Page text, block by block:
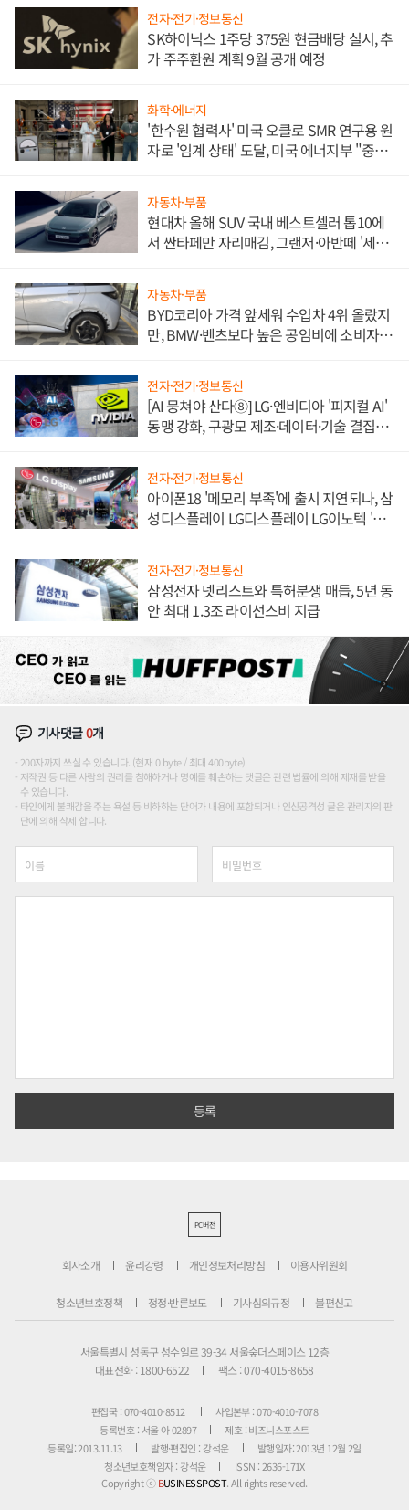
전자·전기·정보통신
SK하이닉스 1주당 375원 현금배당 실시, 추
가 주주환원 계획 9월 공개 예정
화학·에너지
'한수원 협력사' 미국 오클로 SMR 연구용 원
자로 '임계 상태' 도달, 미국 에너지부 "중요
자동차·부품
현대차 올해 SUV 국내 베스트셀러 톱10에
서 싼타페만 자리매김, 그랜저·아반떼 '세단
자동차·부품
BYD코리아 가격 앞세워 수입차 4위 올랐지
만, BMW·벤츠보다 높은 공임비에 소비자
전자·전기·정보통신
[AI 뭉쳐야 산다⑧] LG·엔비디아 '피지컬 AI'
동맹 강화, 구광모 제조·데이터·기술 결집
전자·전기·정보통신
아이폰18 '메모리 부족'에 출시 지연되나, 삼
성디스플레이 LG디스플레이 LG이노텍 '탈
전자·전기·정보통신
삼성전자 넷리스트와 특허분쟁 매듭, 5년 동
안 최대 1.3조 라이선스비 지급
기사댓글0개
200자까지 쓰실 수 있습니다. (현재 0 byte / 최대 400byte)
저작권 등 다른 사람의 권리를 침해하거나 명예를 훼손하는 댓글은 관련 법률에 의해 제재를 받을
수 있습니다.
타인에게 불쾌감을 주는 욕설 등 비하하는 단어가 내용에 포함되거나 인신공격성 글은 관리자의 판
단에 의해 삭제 합니다.
PC버전
회사소개 윤리강령 개인정보처리방침 이용자위원회
청소년보호정책 정정·반론보도 기사심의규정 불편신고
서울특별시 성동구 성수일로 39-34 서울숲더스페이스 12층
대표전화 : 1800-6522
팩스 : 070-4015-8658
편집국 : 070-4010-8512
사업본부 : 070-4010-7078
등록번호 : 서울 아 02897
제호 : 비즈니스포스트
등록일: 2013.11.13
발행·편집인 : 강석운
발행일자: 2013년 12월 2일
청소년보호책임자 : 강석운
ISSN : 2636-171X
Copyright ⓒBUSINESSPOST. All rights reserved.